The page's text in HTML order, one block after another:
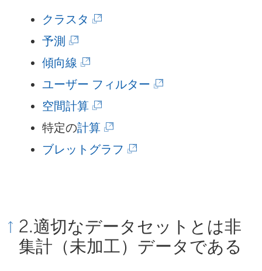
クラスタ (
し
い
ウ
ィ
ン
リ
ン
予測 (
新
し
い
ウ
ィ
で
リ
傾向線 (
新
し
い
ウ
ウ
で
ユーザー フィルター (
ド
空間計算(
新
し
ン
ド
特定の計算(
新
ィ
ン
ブレットグラフ (
ウ
ィ
2.適切なデータセットとは非
集計（未加工）データである